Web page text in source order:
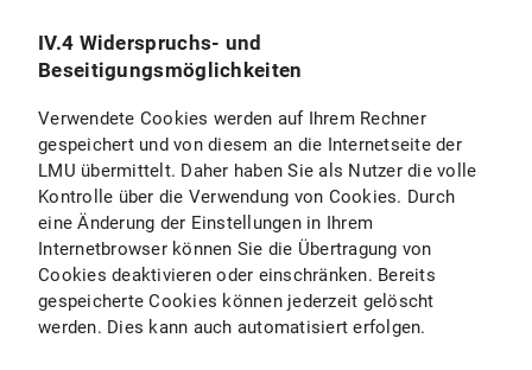
IV.4 Widerspruchs- und
Beseitigungsmöglichkeiten
Verwendete Cookies werden auf Ihrem Rechner
gespeichert und von diesem an die Internetseite der
LMU übermittelt. Daher haben Sie als Nutzer die volle
Kontrolle über die Verwendung von Cookies. Durch
eine Änderung der Einstellungen in Ihrem
Internetbrowser können Sie die Übertragung von
Cookies deaktivieren oder einschränken. Bereits
gespeicherte Cookies können jederzeit gelöscht
werden. Dies kann auch automatisiert erfolgen.